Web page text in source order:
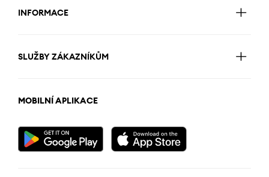
INFORMACE
SLUŽBY ZÁKAZNÍKŮM
MOBILNÍ APLIKACE